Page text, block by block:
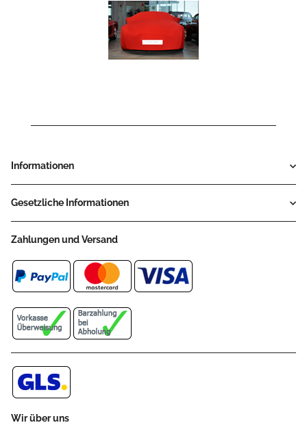
Informationen
Gesetzliche Informationen
Zahlungen und Versand
Wir über uns